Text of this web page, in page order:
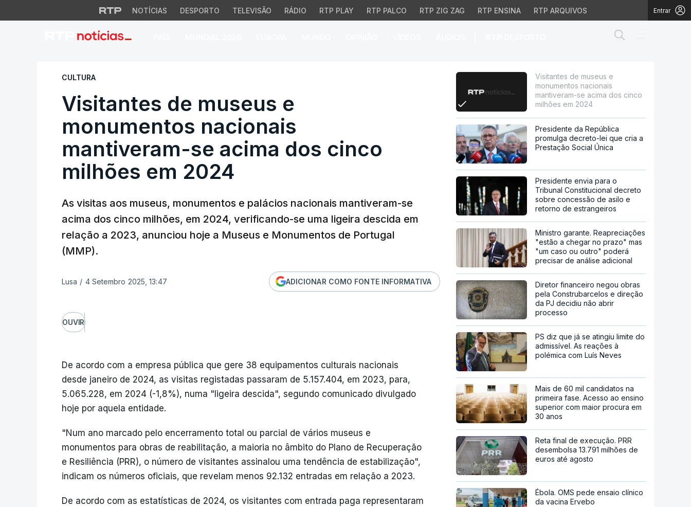
NOTÍCIAS DESPORTO TELEVISÃO RÁDIO RTP PLAY RTP PALCO RTP ZIG ZAG RTP ENSINA RTP ARQUIVOS Entrar
Visitantes de museus e monumentos nacionais mantiveram-se
CULTURA
Visitantes de museus e
monumentos nacionais
mantiveram-se acima dos cinco
milhões em 2024
As visitas aos museus, monumentos e palácios nacionais mantiveram-se
acima dos cinco milhões, em 2024, verificando-se uma ligeira descida em
relação a 2023, anunciou hoje a Museus e Monumentos de Portugal
(MMP).
Lusa / 4 Setembro 2025, 13:47 ADICIONAR COMO FONTE INFORMATIVA
OUVIR
De acordo com a empresa pública que gere 38 equipamentos culturais nacionais
desde janeiro de 2024, as visitas registadas passaram de 5.157.404, em 2023, para,
5.065.228, em 2024 (-1,8%), numa "ligeira descida", segundo comunicado divulgado
hoje por aquela entidade.
"Num ano marcado pelo encerramento total ou parcial de vários museus e
monumentos para obras de reabilitação, a maioria no âmbito do Plano de Recuperação
e Resiliência (PRR), o número de visitantes assinalou uma tendência de estabilização",
indicam os números oficiais, que revelam menos 92.132 entradas em relação a 2023.
De acordo com as estatísticas de 2024, os visitantes com entrada paga representaram
Visitantes de museus e
monumentos nacionais
mantiveram-se acima dos cinco
milhões em 2024
Presidente da República
promulga decreto-lei que cria a
Prestação Social Única
Presidente envia para o
Tribunal Constitucional decreto
sobre concessão de asilo e
retorno de estrangeiros
Ministro garante. Reapreciações
"estão a chegar no prazo" mas
"um caso ou outro" poderá
precisar de análise adicional
Diretor financeiro negou obras
pela Construbarcelos e direção
da PJ decidiu não abrir
processo
PS diz que já se atingiu limite do
admissível. As reações à
polémica com Luís Neves
Mais de 60 mil candidatos na
primeira fase. Acesso ao ensino
superior com maior procura em
30 anos
Reta final de execução. PRR
desembolsa 13.791 milhões de
euros até agosto
Ébola. OMS pede ensaio clínico
da vacina Ervebo